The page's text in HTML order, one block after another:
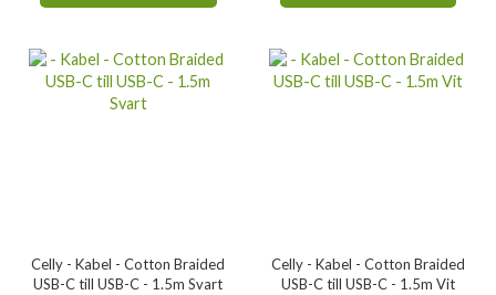
Celly - Kabel - Cotton Braided
USB-C till USB-C - 1.5m Svart
Celly - Kabel - Cotton Braided
USB-C till USB-C - 1.5m Vit